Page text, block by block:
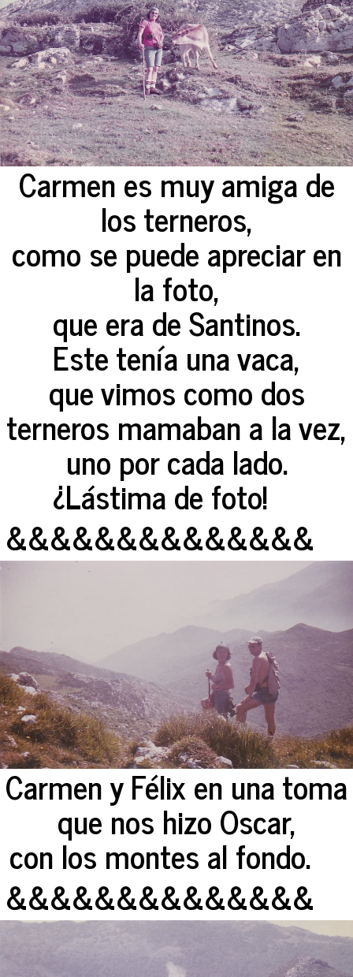
Carmen es muy amiga de
los terneros,
como se puede apreciar en
la foto,
que era de Santinos.
Este tenía una vaca,
que vimos como dos
terneros mamaban a la vez,
uno por cada lado.
¿Lástima de foto!
&&&&&&&&&&&&&&
Carmen y Félix en una toma
que nos hizo Oscar,
con los montes al fondo.
&&&&&&&&&&&&&&